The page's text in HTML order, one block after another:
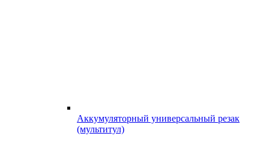
Аккумуляторный универсальный резак
(мультитул)